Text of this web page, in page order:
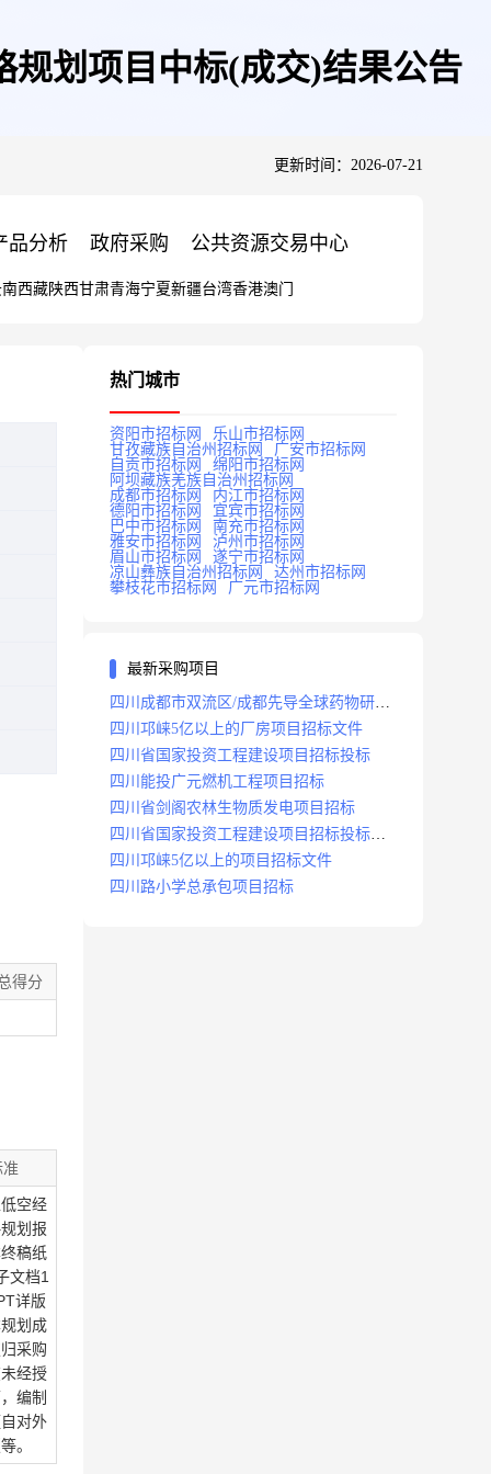
划项目中标(成交)结果公告
更新时间：2026-07-21
品分析 政府采购 公共资源交易中心
西藏陕西甘肃青海宁夏新疆台湾香港澳门
得分
空经
划报
稿纸
文档1
详版
划成
采购
经授
编制
对外
。
热门城市
资阳市招标网
乐山市招标网
甘孜藏族自治州招标网
广安市招标网
自贡市招标网
绵阳市招标网
阿坝藏族羌族自治州招标网
成都市招标网
内江市招标网
德阳市招标网
宜宾市招标网
巴中市招标网
南充市招标网
雅安市招标网
泸州市招标网
眉山市招标网
遂宁市招标网
凉山彝族自治州招标网
达州市招标网
攀枝花市招标网
广元市招标网
最新采购项目
四川成都市双流区/成都先导全球药物研发
生产基地(一期)(dj)项目招标标段
四川邛崃5亿以上的厂房项目招标文件
四川省国家投资工程建设项目招标投标
四川能投广元燃机工程项目招标
四川省剑阁农林生物质发电项目招标
四川省国家投资工程建设项目招标投标
2008年版
四川邛崃5亿以上的项目招标文件
四川路小学总承包项目招标